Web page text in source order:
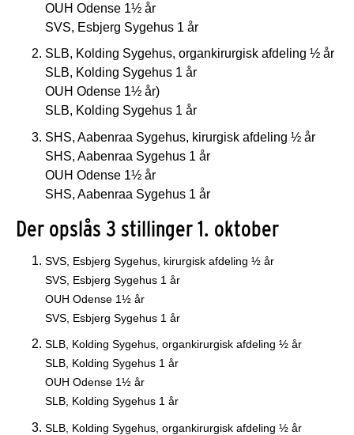
OUH Odense 1½ år
SVS, Esbjerg Sygehus 1 år
SLB, Kolding Sygehus, organkirurgisk afdeling ½ år
SLB, Kolding Sygehus 1 år
OUH Odense 1½ år)
SLB, Kolding Sygehus 1 år
SHS, Aabenraa Sygehus, kirurgisk afdeling ½ år
SHS, Aabenraa Sygehus 1 år
OUH Odense 1½ år
SHS, Aabenraa Sygehus 1 år
Der opslås 3 stillinger 1. oktober
SVS, Esbjerg Sygehus, kirurgisk afdeling ½ år
SVS, Esbjerg Sygehus 1 år
OUH Odense 1½ år
SVS, Esbjerg Sygehus 1 år
SLB, Kolding Sygehus, organkirurgisk afdeling ½ år
SLB, Kolding Sygehus 1 år
OUH Odense 1½ år
SLB, Kolding Sygehus 1 år
SLB, Kolding Sygehus, organkirurgisk afdeling ½ år